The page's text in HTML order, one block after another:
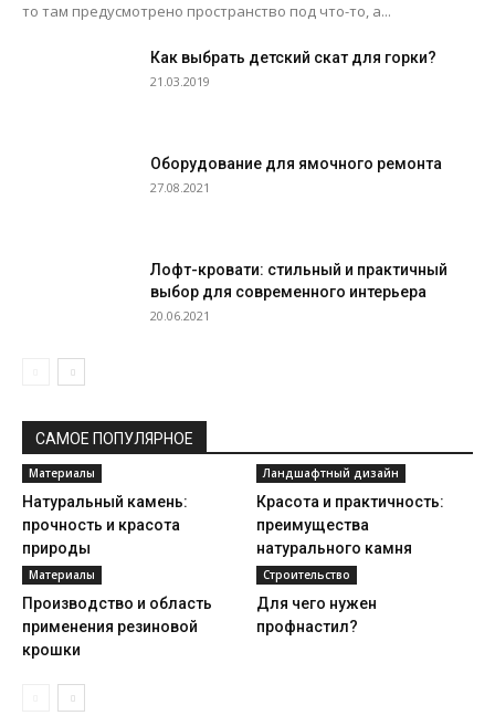
то там предусмотрено пространство под что-то, а...
Как выбрать детский скат для горки?
21.03.2019
Оборудование для ямочного ремонта
27.08.2021
Лофт-кровати: стильный и практичный
выбор для современного интерьера
20.06.2021
САМОЕ ПОПУЛЯРНОЕ
Материалы
Натуральный камень:
прочность и красота
природы
Ландшафтный дизайн
Красота и практичность:
преимущества
натурального камня
Материалы
Производство и область
применения резиновой
крошки
Строительство
Для чего нужен
профнастил?